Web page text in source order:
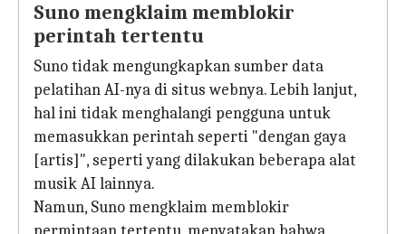
Suno mengklaim memblokir
perintah tertentu
Suno tidak mengungkapkan sumber data
pelatihan AI-nya di situs webnya. Lebih lanjut,
hal ini tidak menghalangi pengguna untuk
memasukkan perintah seperti "dengan gaya
[artis]", seperti yang dilakukan beberapa alat
musik AI lainnya.
Namun, Suno mengklaim memblokir